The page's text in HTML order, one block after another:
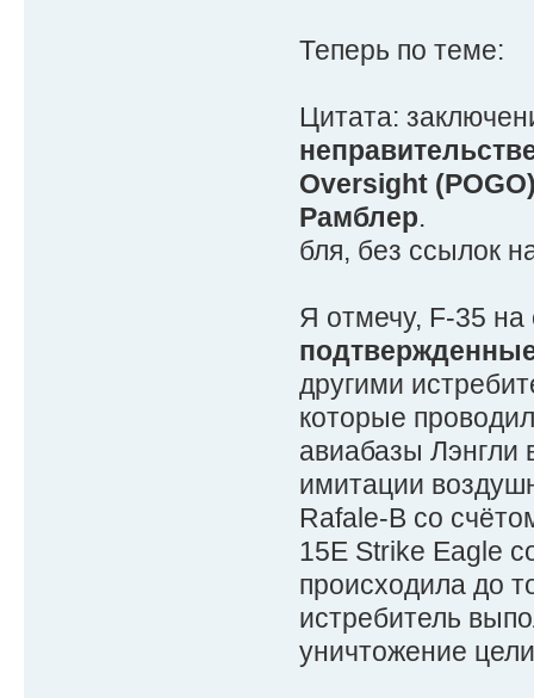
Теперь по теме:
Цитата:
Oversight
Рамблер.
бля, без ссылок
Я отмечу, F-35
другими
которые
авиабазы Лэнгли
имитации
Rafale-В со
15E Strike Eagle
происходила до
истребитель
уничтожение